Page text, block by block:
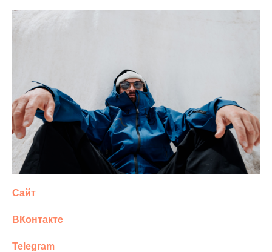
Сайт
ВКонтакте
Telegram